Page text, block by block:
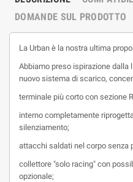
DOMANDE SUL PRODOTTO
La Urban è la nostra ultima
Abbiamo preso ispirazione dalla
nuovo sistema di scarico,
terminale più corto con sezione
interno completamente
silenziamento;
attacchi saldati nel corpo senza
collettore "solo racing" con
opzionale;